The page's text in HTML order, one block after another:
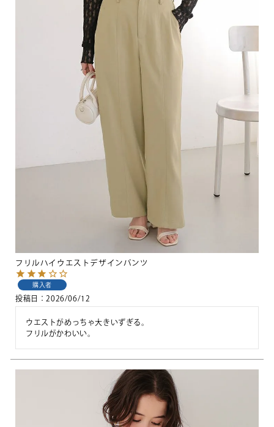
フリルハイウエストデザインパンツ
購入者
投稿日 2026/06/12
ウエストがめっちゃ大きいずぎる。
フリルがかわいい。